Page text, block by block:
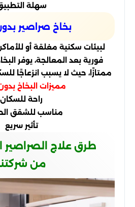
سهلة
بخاخ صراصير
لبيئات سكنية مغلقة أو
فورية بعد المعالجة، يوفر
ممتازًا، حيث لا يسبب انزعاجًا
مميزات البخاخ
راحة للسكان
مناسب للشقق
تأثير سريع
طرق علاج
من